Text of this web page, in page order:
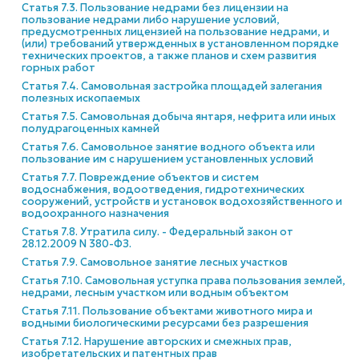
Статья 7.3. Пользование недрами без лицензии на
пользование недрами либо нарушение условий,
предусмотренных лицензией на пользование недрами, и
(или) требований утвержденных в установленном порядке
технических проектов, а также планов и схем развития
горных работ
Статья 7.4. Самовольная застройка площадей залегания
полезных ископаемых
Статья 7.5. Самовольная добыча янтаря, нефрита или иных
полудрагоценных камней
Статья 7.6. Самовольное занятие водного объекта или
пользование им с нарушением установленных условий
Статья 7.7. Повреждение объектов и систем
водоснабжения, водоотведения, гидротехнических
сооружений, устройств и установок водохозяйственного и
водоохранного назначения
Статья 7.8. Утратила силу. - Федеральный закон от
28.12.2009 N 380-ФЗ.
Статья 7.9. Самовольное занятие лесных участков
Статья 7.10. Самовольная уступка права пользования землей,
недрами, лесным участком или водным объектом
Статья 7.11. Пользование объектами животного мира и
водными биологическими ресурсами без разрешения
Статья 7.12. Нарушение авторских и смежных прав,
изобретательских и патентных прав